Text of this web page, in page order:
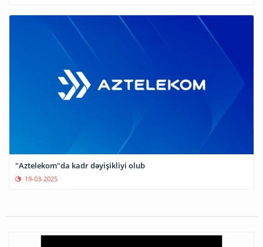
"Aztelekom"da kadr dəyişikliyi olub
19-03-2025